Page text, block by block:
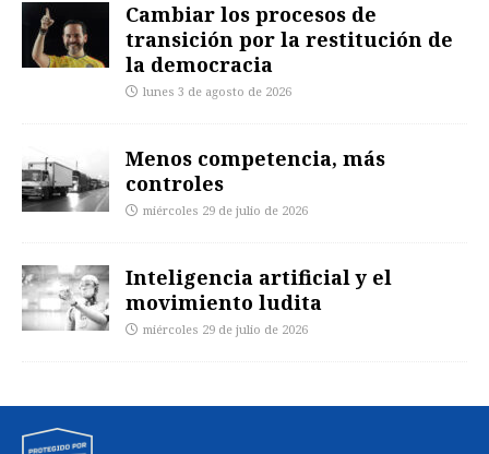
Cambiar los procesos de
transición por la restitución de
la democracia
lunes 3 de agosto de 2026
Menos competencia, más
controles
miércoles 29 de julio de 2026
Inteligencia artificial y el
movimiento ludita
miércoles 29 de julio de 2026